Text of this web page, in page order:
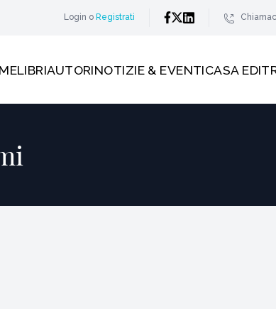
Login o Registrati
LIBRIAUTORINOTIZIE & EVENTICASA